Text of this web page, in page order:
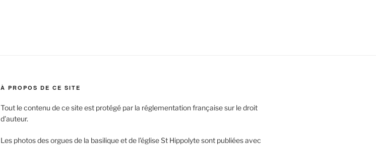
À PROPOS DE CE SITE
Tout le contenu de ce site est protégé par la réglementation française sur le droit
d’auteur.
Les photos des orgues de la basilique et de l’église St Hippolyte sont publiées avec